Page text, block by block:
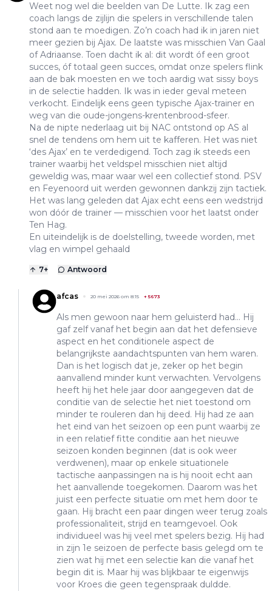
Weet nog wel die beelden van De Lutte. Ik zag een
coach langs de zijlijn die spelers in verschillende talen
stond aan te moedigen. Zo’n coach had ik in jaren niet
meer gezien bij Ajax. De laatste was misschien Van Gaal
of Adriaanse. Toen dacht ik al: dit wordt óf een groot
succes, óf totaal geen succes, omdat onze spelers flink
aan de bak moesten en we toch aardig wat sissy boys
in de selectie hadden. Ik was in ieder geval meteen
verkocht. Eindelijk eens geen typische Ajax-trainer en
weg van die oude-jongens-krentenbrood-sfeer.
Na de nipte nederlaag uit bij NAC ontstond op AS al
snel de tendens om hem uit te kafferen. Het was niet
‘des Ajax’ en te verdedigend. Toch zag ik steeds een
trainer waarbij het veldspel misschien niet altijd
geweldig was, maar waar wel een collectief stond. PSV
en Feyenoord uit werden gewonnen dankzij zijn tactiek.
Het was lang geleden dat Ajax echt eens een wedstrijd
won dóór de trainer — misschien voor het laatst onder
Ten Hag.
En uiteindelijk is de doelstelling, tweede worden, met
vlag en wimpel gehaald
7+ Antwoord
afcas 20 mei 2026 om 8:15 +5673
Als men gewoon naar hem geluisterd had... Hij
gaf zelf vanaf het begin aan dat het defensieve
aspect en het conditionele aspect de
belangrijkste aandachtspunten van hem waren.
Dan is het logisch dat je, zeker op het begin
aanvallend minder kunt verwachten. Vervolgens
heeft hij het hele jaar door aangegeven dat de
conditie van de selectie het niet toestond om
minder te rouleren dan hij deed. Hij had ze aan
het eind van het seizoen op een punt waarbij ze
in een relatief fitte conditie aan het nieuwe
seizoen konden beginnen (dat is ook weer
verdwenen), maar op enkele situationele
tactische aanpassingen na is hij nooit echt aan
het aanvallende toegekomen. Daarom was het
juist een perfecte situatie om met hem door te
gaan. Hij bracht een paar dingen weer terug zoals
professionaliteit, strijd en teamgevoel. Ook
individueel was hij veel met spelers bezig. Hij had
in zijn 1e seizoen de perfecte basis gelegd om te
zien wat hij met een selectie kan die vanaf het
begin dit is. Maar hij was blijkbaar te eigenwijs
voor Kroes die geen tegenspraak duldde.